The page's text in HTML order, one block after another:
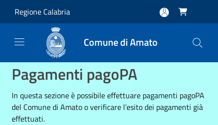
Regione Calabria 
Comune di Amato
Pagamenti pagoPA
In questa sezione è possibile effettuare pagamenti pagoPA
del Comune di Amato o verificare l’esito dei pagamenti già
effettuati.